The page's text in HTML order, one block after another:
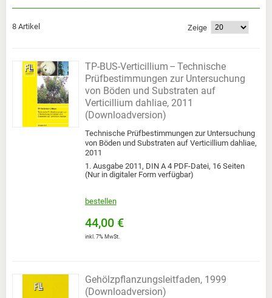
8 Artikel Zeige
TP-BUS-Verticillium – Technische
Prüfbestimmungen zur Untersuchung
von Böden und Substraten auf
Verticillium dahliae, 2011
(Downloadversion)
Technische Prüfbestimmungen zur Untersuchung
von Böden und Substraten auf Verticillium dahliae,
2011
1. Ausgabe 2011, DIN A 4 PDF-Datei, 16 Seiten
(Nur in digitaler Form verfügbar)
bestellen
44,00 €
inkl. 7% MwSt.
Gehölzpflanzungsleitfaden, 1999
(Downloadversion)